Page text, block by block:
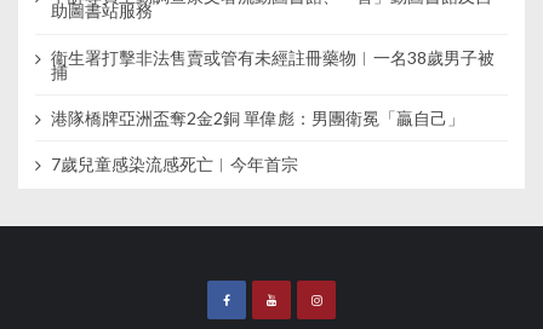
助圖書站服務
衞生署打擊非法售賣或管有未經註冊藥物︱一名38歲男子被
捕
港隊橋牌亞洲盃奪2金2銅 單偉彪：男團衛冕「贏自己」
7歲兒童感染流感死亡︱今年首宗